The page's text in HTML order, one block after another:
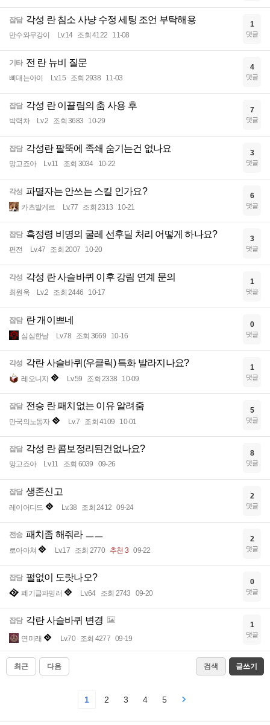
잡담 각성 란 침소 사냥 수정 세팅 조언 부탁해용
만수와무강이 Lv.14 조회 4122 11-08
1
댓글
기타 전 란 뉴비 질문
삐대는아이 Lv.15 조회 2938 11-03
4
댓글
잡담 각성 란 이끌림의 춤 사용 후
박력차 Lv.2 조회 3683 10-29
7
댓글
잡담 각성란 팔뚝에 족쇄 숨기는건 없나요
망고죠아 Lv.11 조회 3034 10-22
3
댓글
각성 파멸자는 안쓰는 스킬 인가요?
카츠발게르 Lv.77 조회 2313 10-21
6
댓글
잡담 흑정령 비명의 굴레 선후딜 처리 어떻게 하나요?
편전 Lv.47 조회 2007 10-20
3
댓글
각성 각성 란 사슬바퀴 이후 강림 연계 문의
최원욱 Lv.2 조회 2446 10-17
1
댓글
잡담 란 개이쁘네
심심한날 Lv.78 조회 3669 10-16
0
댓글
각성 각란 사슬바퀴(우클릭) 특화 발라지나요?
레오니지 Lv.59 조회 2338 10-09
1
댓글
잡담 전승 란 패치없는 이유 알려줌
만국의노동자 Lv.7 조회 4109 10-01
5
댓글
잡담 각성 란 콤보정리된건없나요?
망고죠아 Lv.11 조회 6039 09-26
8
댓글
잡담 생존신고
레이어디드 Lv.38 조회 2412 09-24
2
댓글
전승 패치좀 해줘라 ㅡㅡ
로아아쳐 Lv.17 조회 2770 추천 3 09-22
2
댓글
잡담 펄없이 도랏나오?
폐기글파밍러 Lv.64 조회 2743 09-20
0
댓글
잡담 각란 사슬바퀴 변경
연미래 Lv.70 조회 4277 09-19
1
댓글
최근 다음 검색 글쓰기
1 2 3 4 5